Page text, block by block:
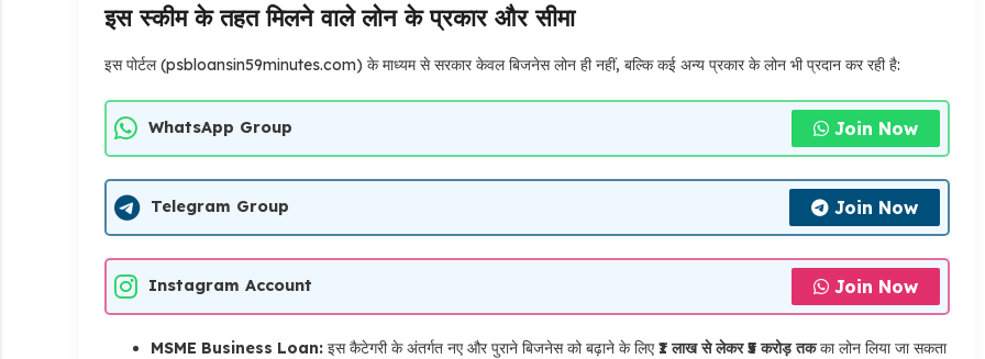
इस स्कीम के तहत मिलने वाले लोन के प्रकार और सीमा
इस पोर्टल (psbloansin59minutes.com) के माध्यम से सरकार केवल बिजनेस लोन ही नहीं, बल्कि कई अन्य प्रकार के लोन भी प्रदान कर रही है:
WhatsApp Group Join Now
Telegram Group Join Now
Instagram Account Join Now
MSME Business Loan: इस कैटेगरी के अंतर्गत नए और पुराने बिजनेस को बढ़ाने के लिए₹1 लाख से लेकर ₹5 करोड़ तकका लोन लिया जा सकता